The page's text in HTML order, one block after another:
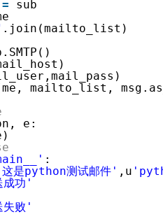
=
sub
.join(mailto_list)
mailto_list,
e:
:
是python测试邮件' ,u
成功'
失败'